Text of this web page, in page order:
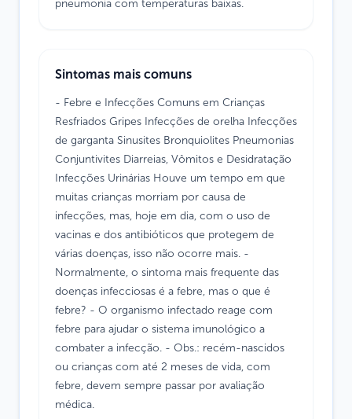
pneumonia com temperaturas baixas.
Sintomas mais comuns
- Febre e Infecções Comuns em Crianças
Resfriados Gripes Infecções de orelha Infecções
de garganta Sinusites Bronquiolites Pneumonias
Conjuntivites Diarreias, Vômitos e Desidratação
Infecções Urinárias Houve um tempo em que
muitas crianças morriam por causa de
infecções, mas, hoje em dia, com o uso de
vacinas e dos antibióticos que protegem de
várias doenças, isso não ocorre mais. -
Normalmente, o sintoma mais frequente das
doenças infecciosas é a febre, mas o que é
febre? - O organismo infectado reage com
febre para ajudar o sistema imunológico a
combater a infecção. - Obs.: recém-nascidos
ou crianças com até 2 meses de vida, com
febre, devem sempre passar por avaliação
médica.